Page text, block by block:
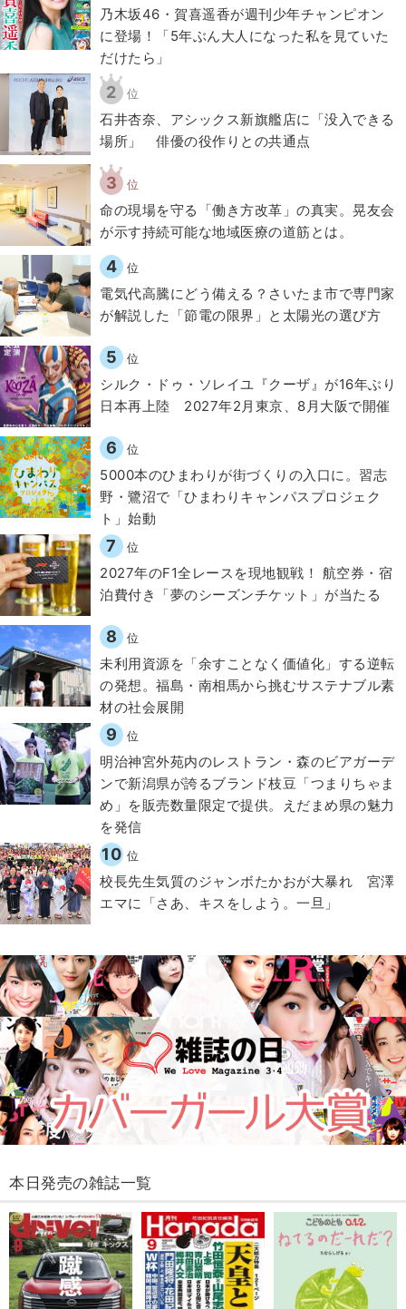
乃木坂46・賀喜遥香が週刊少年チャンピオン
に登場！「5年ぶん大人になった私を見ていた
だけたら」
2 位
石井杏奈、アシックス新旗艦店に「没入できる
場所」 俳優の役作りとの共通点
3 位
​命の現場を守る「働き方改革」の真実。晃友会
が示す持続可能な地域医療の道筋とは。
4 位
電気代高騰にどう備える？さいたま市で専門家
が解説した「節電の限界」と太陽光の選び方
5 位
シルク・ドゥ・ソレイユ『クーザ』が16年ぶり
日本再上陸 2027年2月東京、8月大阪で開催
6 位
5000本のひまわりが街づくりの入口に。習志
野・鷺沼で「ひまわりキャンパスプロジェク
ト」始動
7 位
2027年のF1全レースを現地観戦！ 航空券・宿
泊費付き「夢のシーズンチケット」が当たる
8 位
​​未利用資源を「余すことなく価値化」する逆転
の発想。福島・南相馬から挑むサステナブル素
材の社会展開​
9 位
明治神宮外苑内のレストラン・森のビアガーデ
ンで新潟県が誇るブランド枝豆「つまりちゃま
め」を販売数量限定で提供。えだまめ県の魅力
を発信
10 位
校長先生気質のジャンボたかおが大暴れ 宮澤
エマに「さあ、キスをしよう。一旦」
本日発売の雑誌一覧